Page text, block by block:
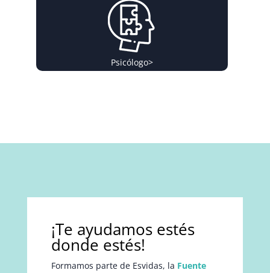
Psicólogo>
¡Te ayudamos estés
donde estés!
Formamos parte de Esvidas, la Fuente